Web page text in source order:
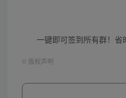
一键即可签到所有群！省
© 版权声明